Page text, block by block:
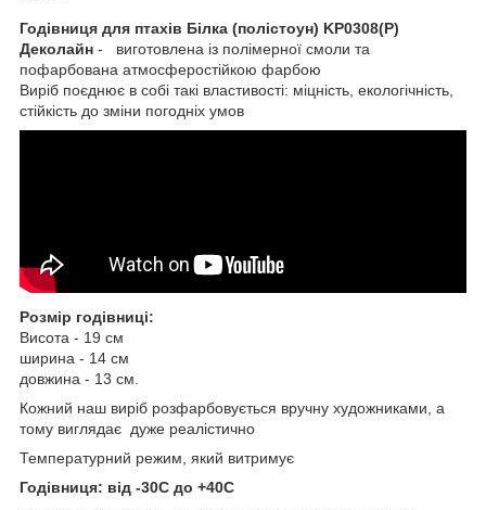
Годівниця для птахів Білка (полістоун) KP0308(P)
Деколайн - виготовлена із полімерної смоли та
пофарбована атмосферостійкою фарбою
Виріб поєднює в собі такі властивості: міцність, екологічність,
стійкість до зміни погодніх умов
Розмір годівниці:
Висота - 19 см
ширина - 14 см
довжина - 13 см.
Кожний наш виріб розфарбовується вручну художниками, а
тому виглядає дуже реалістично
Температурний режим, який витримує
Годівниця: від -30С до +40С